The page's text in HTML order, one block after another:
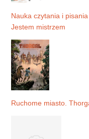
Nauka czytania i
Jestem mistrzem
Ruchome miasto.